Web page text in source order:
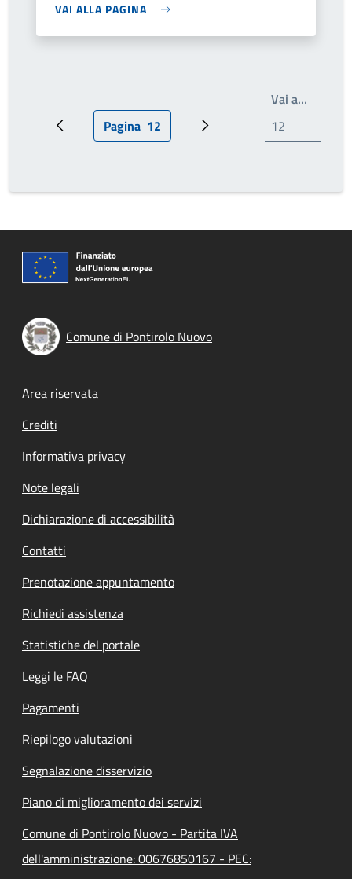
VAI ALLA PAGINA
Pagina precedentePagina attuale
Pagina 12 Prossima pagina
Vai a…Write
Comune di Pontirolo Nuovo
Footer menu
Area riservata
Crediti
Informativa privacy
Note legali
Dichiarazione di accessibilità
Contatti
Prenotazione appuntamento
Richiedi assistenza
Statistiche del portale
Leggi le FAQ
Pagamenti
Riepilogo valutazioni
Segnalazione disservizio
Piano di miglioramento dei servizi
Comune di Pontirolo Nuovo - Partita IVA
dell'amministrazione: 00676850167 - PEC: